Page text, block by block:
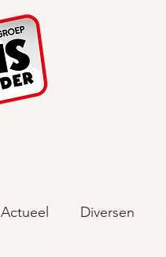
Actueel Diversen